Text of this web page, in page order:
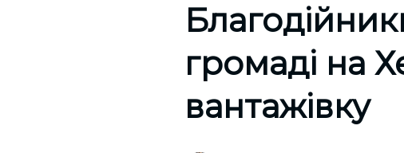
громаді на
вантажівку